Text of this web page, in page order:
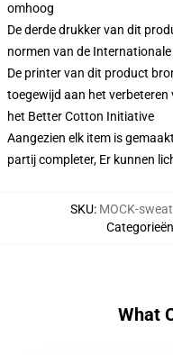
omhoog
De derde drukker van dit
normen van de
De printer van dit product
toegewijd aan het
het Better Cotton Initiative
Aangezien elk item is
partij completer, Er kunnen
SKU: MOCK-
Categorieën
What